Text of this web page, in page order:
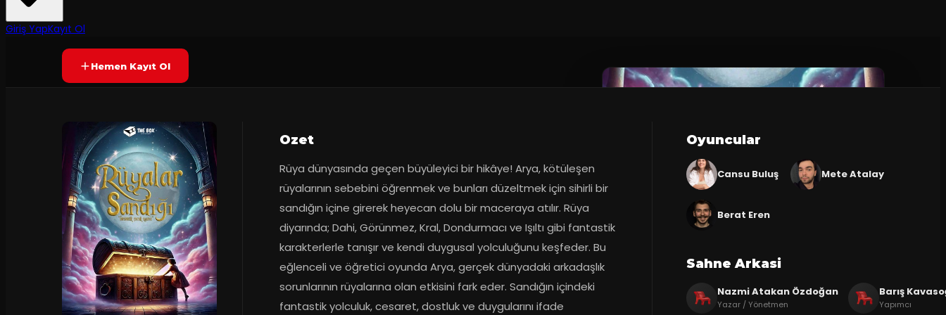
Giriş YapKayıt OlYAKINDA
Hemen Kayıt Ol
Ozet
Rüya dünyasında geçen büyüleyici bir hikâye! Arya, kötüleşen
rüyalarının sebebini öğrenmek ve bunları düzeltmek için sihirli bir
sandığın içine girerek heyecan dolu bir maceraya atılır. Rüya
diyarında; Dahi, Görünmez, Kral, Dondurmacı ve Işıltı gibi fantastik
karakterlerle tanışır ve kendi duygusal yolculuğunu keşfeder. Bu
eğlenceli ve öğretici oyunda Arya, gerçek dünyadaki arkadaşlık
sorunlarının rüyalarına olan etkisini fark eder. Sandığın içindeki
fantastik yolculuk, cesaret, dostluk ve duygularını ifade
Oyuncular
Cansu Buluş Mete Atalay
Berat Eren
Sahne Arkasi
Nazmi Atakan Özdoğan
Yazar / Yönetmen
Barış
Yapımcı